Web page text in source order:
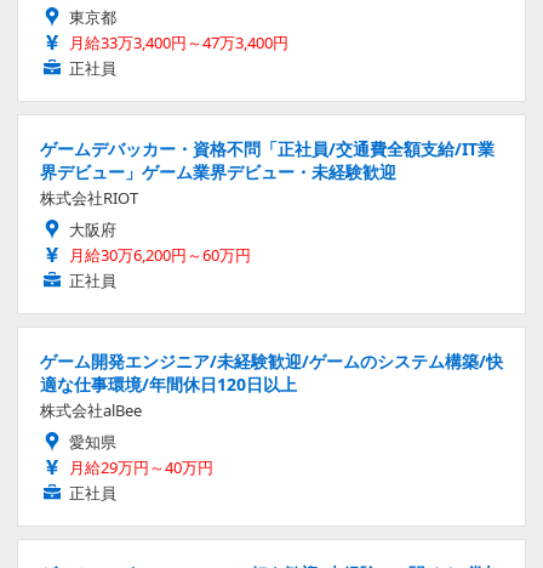
東京都
月給33万3,400円～47万3,400円
正社員
ゲームデバッカー・資格不問「正社員/交通費全額支給/IT業
界デビュー」ゲーム業界デビュー・未経験歓迎
株式会社RIOT
大阪府
月給30万6,200円～60万円
正社員
ゲーム開発エンジニア/未経験歓迎/ゲームのシステム構築/快
適な仕事環境/年間休日120日以上
株式会社alBee
愛知県
月給29万円～40万円
正社員